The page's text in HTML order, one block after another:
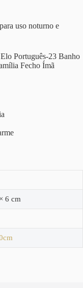
uso noturno e
Português-23 Banho
Fecho Ímã
6 cm